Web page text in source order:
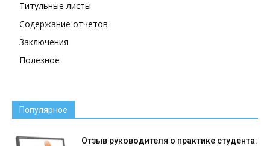
Титульные листы
Содержание отчетов
Заключения
Полезное
Популярное
Отзыв руководителя о практике студента: